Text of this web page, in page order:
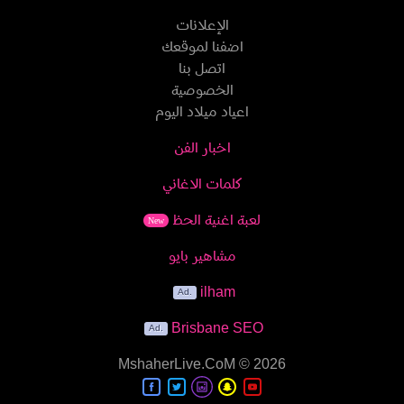
الإعلانات
اضفنا لموقعك
اتصل بنا
الخصوصية
اعياد ميلاد اليوم
اخبار الفن
كلمات الاغاني
لعبة اغنية الحظ New
مشاهير بايو
ilham
Brisbane SEO
MshaherLive.CoM © 2026